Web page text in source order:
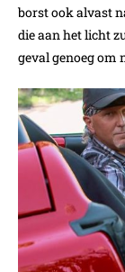
borst ook alvast
die aan het licht
geval genoeg om